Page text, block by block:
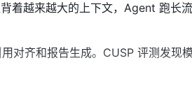
着越来越大的上下文，Agent 跑长流
对齐和报告生成。CUSP 评测发现